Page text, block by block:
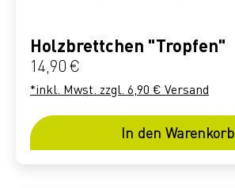
Holzbrettchen "Tropfen"
Regulärer Preis:
14,90 €
*inkl. Mwst. zzgl. 6,90 € Versand
In den Warenkorb